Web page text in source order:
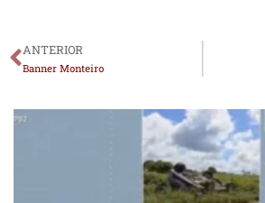
ANTERIOR
Banner Monteiro